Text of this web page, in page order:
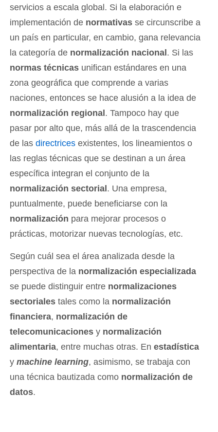
servicios a escala global. Si la elaboración e
implementación de normativas se circunscribe a
un país en particular, en cambio, gana relevancia
la categoría de normalización nacional. Si las
normas técnicas unifican estándares en una
zona geográfica que comprende a varias
naciones, entonces se hace alusión a la idea de
normalización regional. Tampoco hay que
pasar por alto que, más allá de la trascendencia
de las directrices existentes, los lineamientos o
las reglas técnicas que se destinan a un área
específica integran el conjunto de la
normalización sectorial. Una empresa,
puntualmente, puede beneficiarse con la
normalización para mejorar procesos o
prácticas, motorizar nuevas tecnologías, etc.
Según cuál sea el área analizada desde la
perspectiva de la normalización especializada
se puede distinguir entre normalizaciones
sectoriales tales como la normalización
financiera, normalización de
telecomunicaciones y normalización
alimentaria, entre muchas otras. En estadística
y machine learning, asimismo, se trabaja con
una técnica bautizada como normalización de
datos.